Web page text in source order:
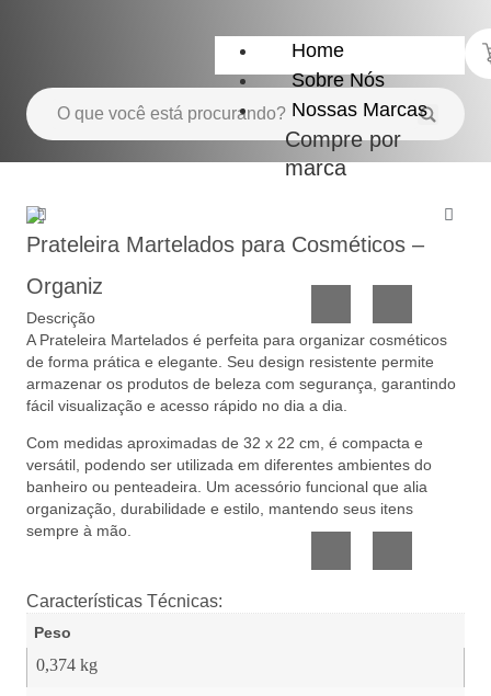
Home
Sobre Nós
Nossas Marcas
Compre por
marca
do
e
Utilidades
de
Vidro
Confeitaria
e
Presente
Prateleira Martelados para Cosméticos –
Organiz
Descrição
A Prateleira Martelados é perfeita para organizar cosméticos
de forma prática e elegante. Seu design resistente permite
armazenar os produtos de beleza com segurança, garantindo
fácil visualização e acesso rápido no dia a dia.
Com medidas aproximadas de 32 x 22 cm, é compacta e
versátil, podendo ser utilizada em diferentes ambientes do
banheiro ou penteadeira. Um acessório funcional que alia
organização, durabilidade e estilo, mantendo seus itens
sempre à mão.
Características Técnicas:
Peso
0,374 kg